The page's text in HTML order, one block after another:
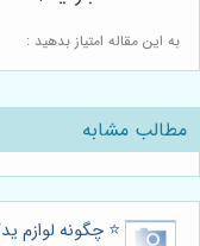
به این مقاله امتیاز بدهید :
مطالب مشابه
⭐️ چگونه لوازم